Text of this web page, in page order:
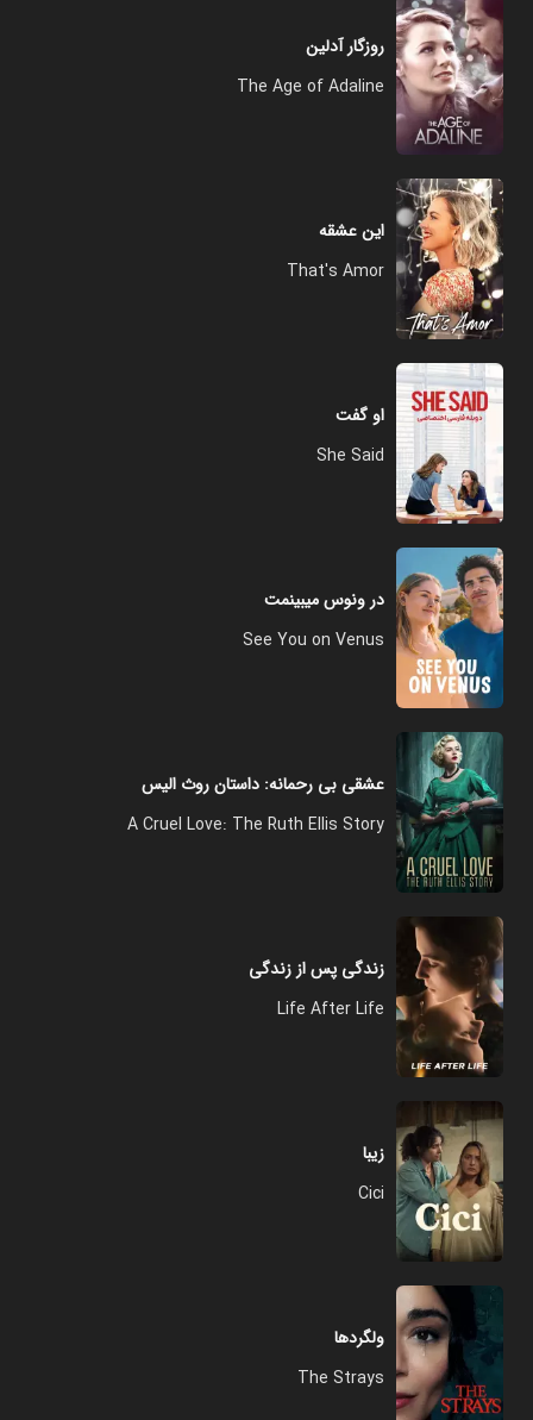
روزگار آدلین
The Age of Adaline
این عشقه
That's Amor
او گفت
She Said
در ونوس میبینمت
See You on Venus
عشقی بی رحمانه: داستان روث الیس
A Cruel Love: The Ruth Ellis Story
زندگی پس از زندگی
Life After Life
زیبا
Cici
ولگردها
The Strays